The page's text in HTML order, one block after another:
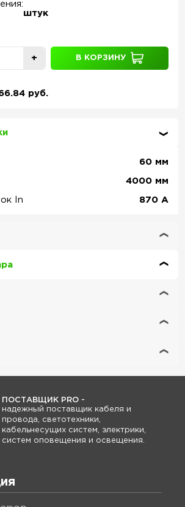
штук
+ В КОРЗИНУ
руб.
60мм
4000мм
In 870А
ПОСТАВЩИК PRO -
надежный поставщик кабеля и
провода, светотехники,
кабельнесущих систем, электрики,
систем оповещения и освещения.